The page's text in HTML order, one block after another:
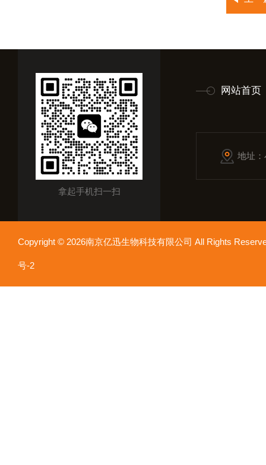
拿起手机扫一扫
网站首页
地址
Copyright © 2026南京亿迅生物科技有限公司 All Rights
号-2